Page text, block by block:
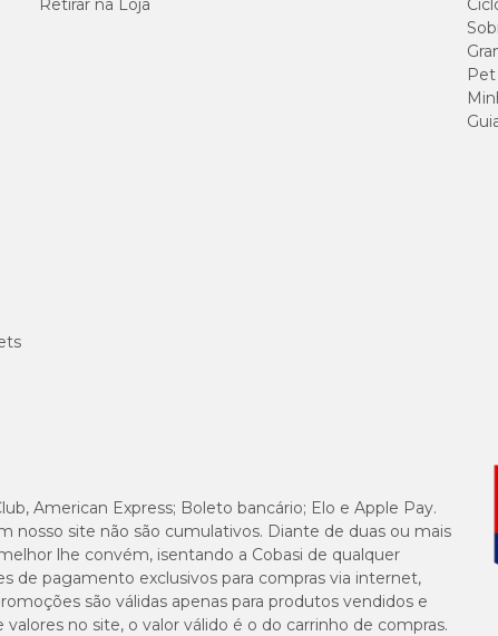
20 g/kg
70
200
Retirar na Loja
American Express; Boleto bancário; Elo e Apple Pay.
nosso site não são cumulativos. Diante de duas ou mais
lhe convém, isentando a Cobasi de qualquer
de pagamento exclusivos para compras via internet,
são válidas apenas para produtos vendidos e
no site, o valor válido é o do carrinho de compras.